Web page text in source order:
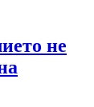
не